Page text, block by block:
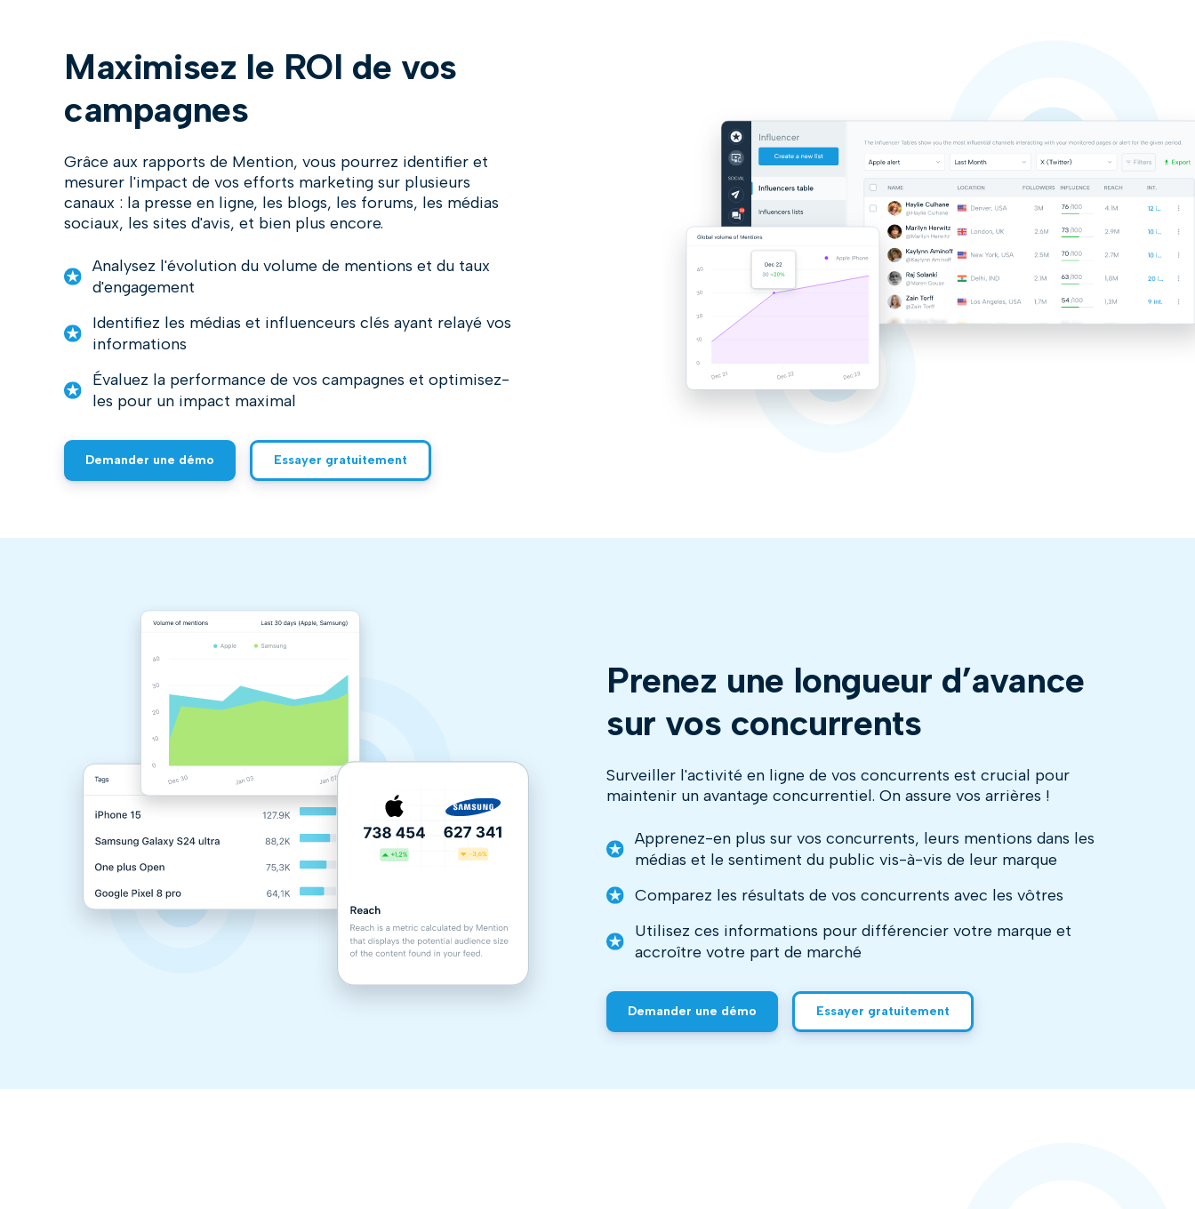
Maximisez le ROI de vos
campagnes
Grâce aux rapports de Mention, vous pourrez identifier et
mesurer l'impact de vos efforts marketing sur plusieurs
canaux : la presse en ligne, les blogs, les forums, les médias
sociaux, les sites d'avis, et bien plus encore.
Analysez l'évolution du volume de mentions et du taux
d'engagement
Identifiez les médias et influenceurs clés ayant relayé vos
informations
Évaluez la performance de vos campagnes et optimisez-
les pour un impact maximal
Demander une démo Essayer gratuitement
Prenez une longueur d’avance
sur vos concurrents
Surveiller l'activité en ligne de vos concurrents est crucial pour
maintenir un avantage concurrentiel. On assure vos arrières !
Apprenez-en plus sur vos concurrents, leurs mentions dans les
médias et le sentiment du public vis-à-vis de leur marque
Comparez les résultats de vos concurrents avec les vôtres
Utilisez ces informations pour différencier votre marque et
accroître votre part de marché
Demander une démo Essayer gratuitement